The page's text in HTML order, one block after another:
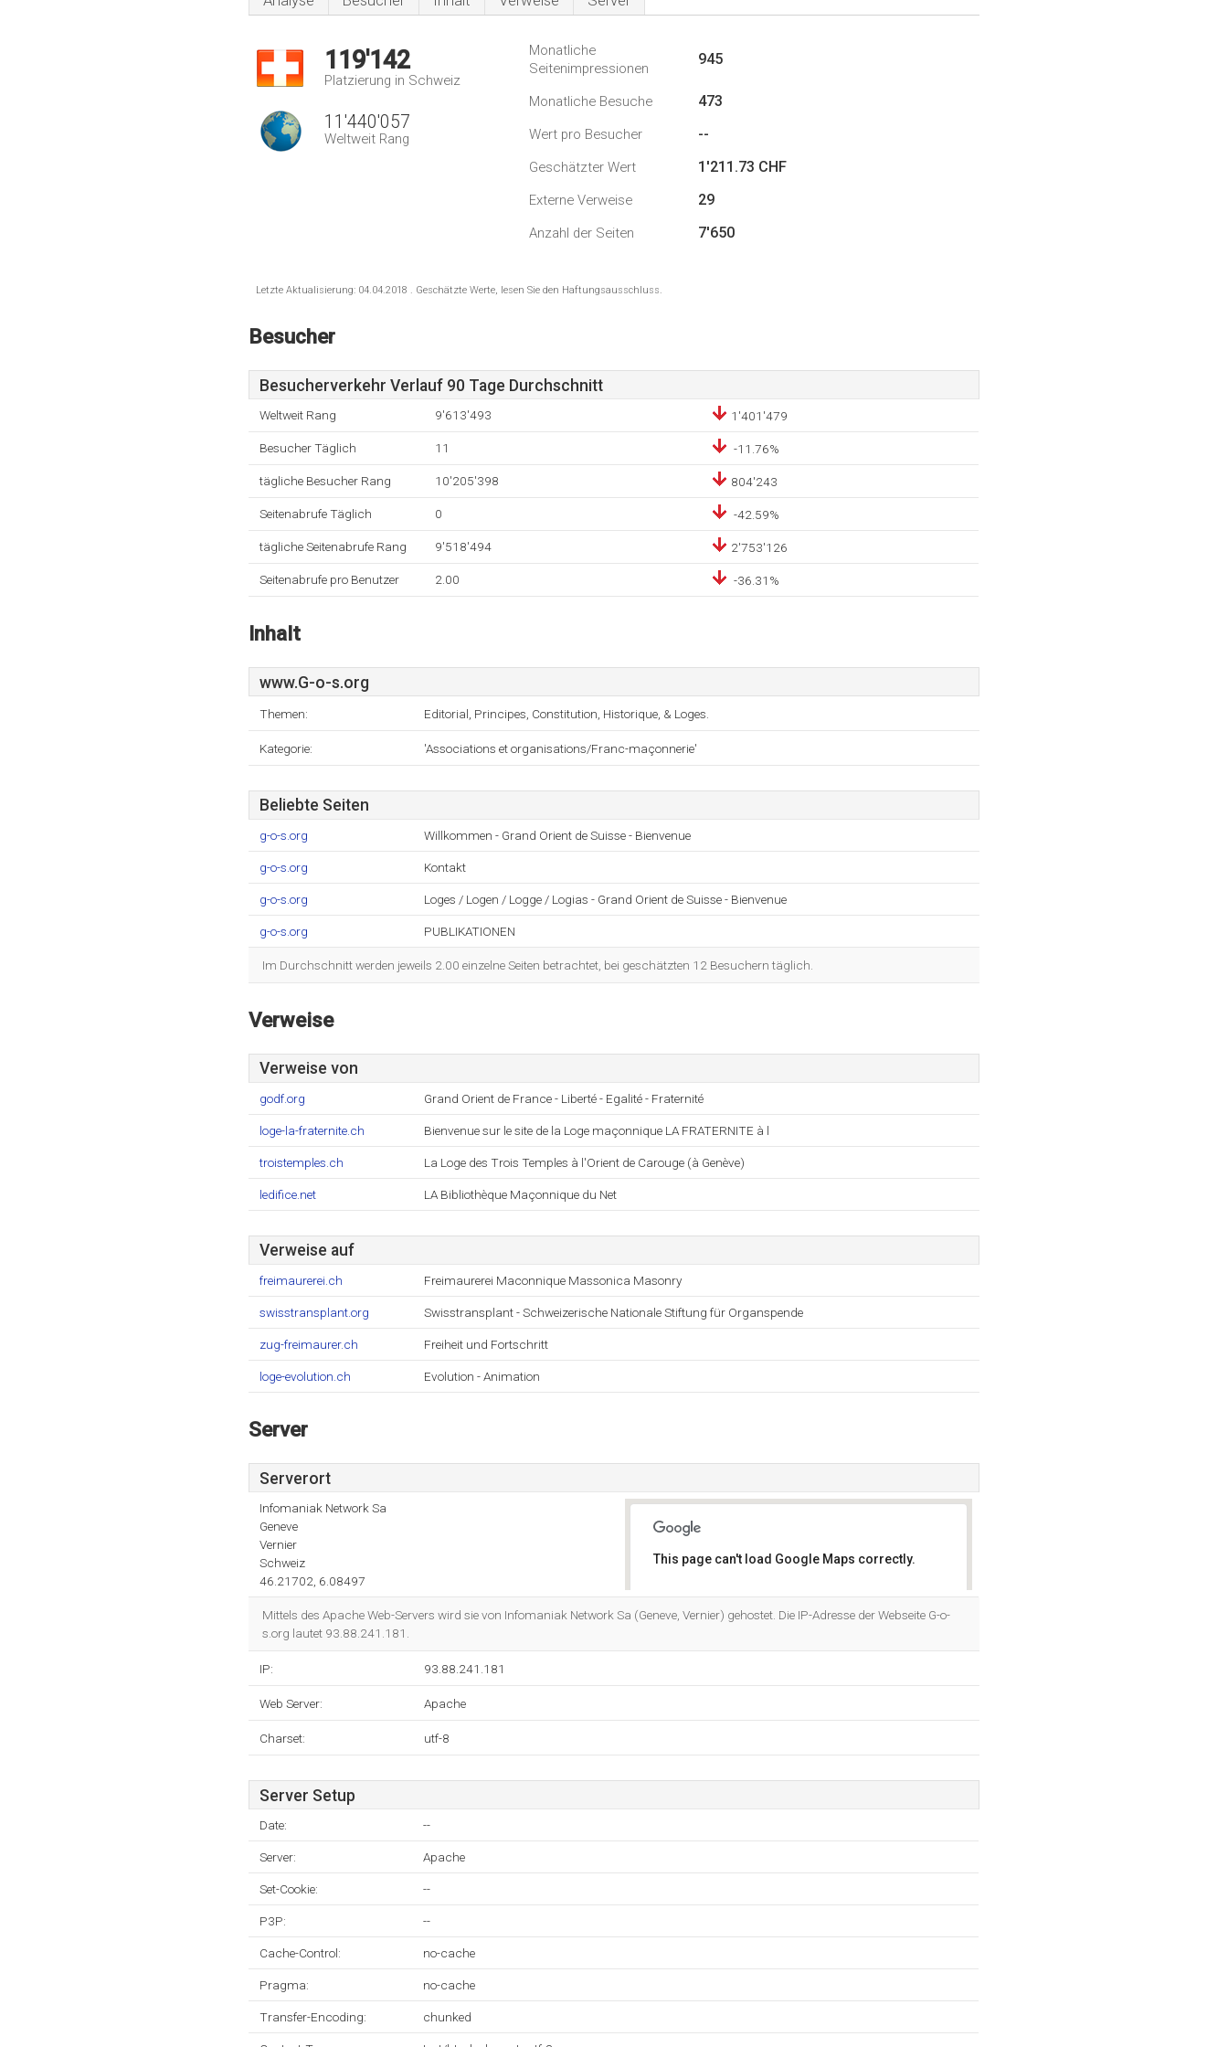
119'142
Platzierung in Schweiz
11'440'057
Weltweit Rang
Monatliche
Seitenimpressionen
945
Monatliche Besuche 473
Wert pro Besucher --
Geschätzter Wert 1'211.73 CHF
Externe Verweise 29
Anzahl der Seiten 7'650
Letzte Aktualisierung: 04.04.2018 . Geschätzte Werte, lesen Sie den Haftungsausschluss.
Besucher
Besucherverkehr Verlauf 90 Tage Durchschnitt
Weltweit Rang 9'613'493 1'401'479
Besucher Täglich 11 -11.76%
tägliche Besucher Rang 10'205'398 804'243
Seitenabrufe Täglich 0 -42.59%
tägliche Seitenabrufe Rang 9'518'494 2'753'126
Seitenabrufe pro Benutzer 2.00 -36.31%
Inhalt
www.G-o-s.org
Themen: Editorial, Principes, Constitution, Historique, & Loges.
Kategorie: 'Associations et organisations/Franc-maçonnerie'
Beliebte Seiten
g-o-s.org Willkommen - Grand Orient de Suisse - Bienvenue
g-o-s.org Kontakt
g-o-s.org Loges / Logen / Logge / Logias - Grand Orient de Suisse - Bienvenue
g-o-s.org PUBLIKATIONEN
Im Durchschnitt werden jeweils 2.00 einzelne Seiten betrachtet, bei geschätzten 12 Besuchern täglich.
Verweise
Verweise von
godf.org Grand Orient de France - Liberté - Egalité - Fraternité
loge-la-fraternite.ch Bienvenue sur le site de la Loge maçonnique LA FRATERNITE à l
troistemples.ch La Loge des Trois Temples à l'Orient de Carouge (à Genève)
ledifice.net LA Bibliothèque Maçonnique du Net
Verweise auf
freimaurerei.ch Freimaurerei Maconnique Massonica Masonry
swisstransplant.org Swisstransplant - Schweizerische Nationale Stiftung für Organspende
zug-freimaurer.ch Freiheit und Fortschritt
loge-evolution.ch Evolution - Animation
Server
Serverort
Infomaniak Network Sa
Geneve
Vernier
Schweiz
46.21702, 6.08497
This page can't load Google Maps correctly.
Mittels des Apache Web-Servers wird sie von Infomaniak Network Sa (Geneve, Vernier) gehostet. Die IP-Adresse der Webseite G-o-
s.org lautet 93.88.241.181.
IP: 93.88.241.181
Web Server: Apache
Charset: utf-8
Server Setup
Date: --
Server: Apache
Set-Cookie: --
P3P: --
Cache-Control: no-cache
Pragma: no-cache
Transfer-Encoding: chunked